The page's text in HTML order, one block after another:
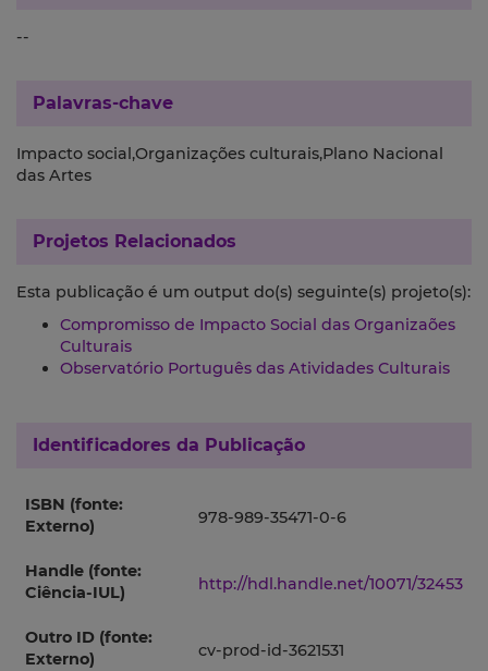
--
Palavras-chave
Impacto social,Organizações culturais,Plano Nacional
das Artes
Projetos Relacionados
Esta publicação é um output do(s) seguinte(s) projeto(s):
Compromisso de Impacto Social das Organizaões
Culturais
Observatório Português das Atividades Culturais
Identificadores da Publicação
ISBN (fonte:
Externo)
978-989-35471-0-6
Handle (fonte:
Ciência-IUL)
http://hdl.handle.net/10071/32453
Outro ID (fonte:
Externo)
cv-prod-id-3621531